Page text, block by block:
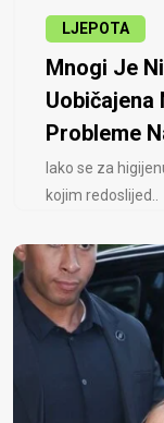
LJEPOTA
Mnogi Je
Uobičajena
Probleme
Iako se za
kojim redoslijed..